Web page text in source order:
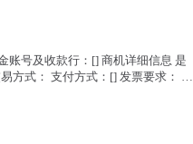
账号及收款行：[] 商机详细信息 是
方式： 支付方式：[] 发票要求： 所